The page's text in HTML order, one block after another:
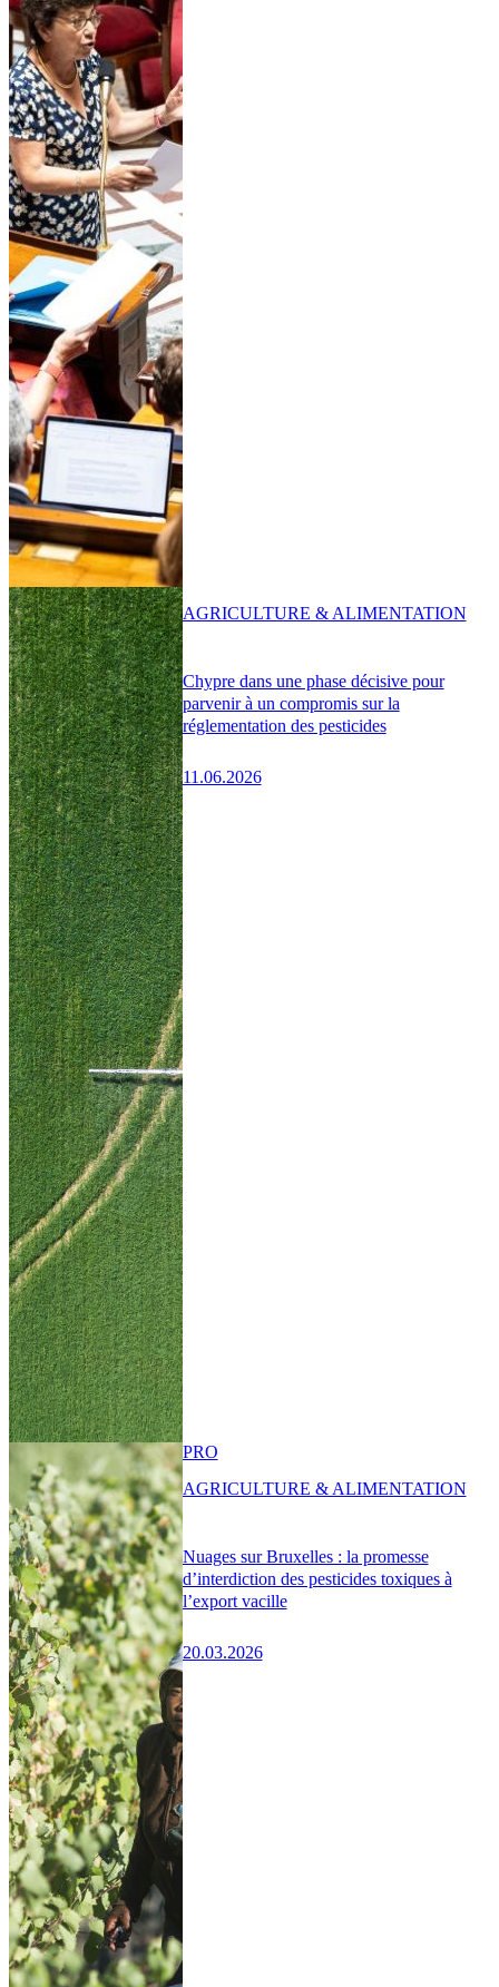
Chypre dans une phase décisive pour
parvenir à un compromis sur la
réglementation des pesticides
11.06.2026
AGRICULTURE & ALIMENTATION
Nuages sur Bruxelles : la promesse
d’interdiction des pesticides toxiques à
l’export vacille
20.03.2026
PRO
AGRICULTURE & ALIMENTATION